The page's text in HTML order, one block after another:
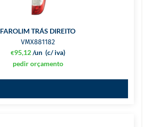
FAROLIM TRÁS DIREITO
VMX881182
€95,12 (c/ iva)
/un
pedir orçamento